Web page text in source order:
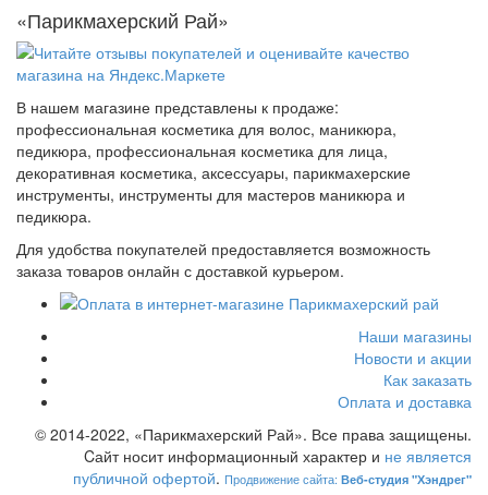
«Парикмахерский Рай»
В нашем магазине представлены к продаже:
профессиональная косметика для волос, маникюра,
педикюра, профессиональная косметика для лица,
декоративная косметика, аксессуары, парикмахерские
инструменты, инструменты для мастеров маникюра и
педикюра.
Для удобства покупателей предоставляется возможность
заказа товаров онлайн с доставкой курьером.
Наши магазины
Новости и акции
Как заказать
Оплата и доставка
© 2014-2022, «Парикмахерский Рай». Все права защищены.
Cайт носит информационный характер и не является
публичной офертой. Продвижение сайта: Веб-студия "Хэндрег"